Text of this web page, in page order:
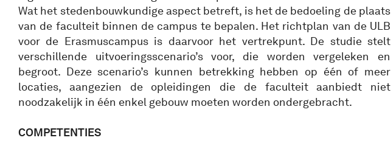
Wat het stedenbouwkundige aspect betreft, is het de bedoeling de plaats
van de faculteit binnen de campus te bepalen. Het richtplan van de ULB
voor de Erasmuscampus is daarvoor het vertrekpunt. De studie stelt
verschillende uitvoeringsscenario’s voor, die worden vergeleken en
begroot. Deze scenario’s kunnen betrekking hebben op één of meer
locaties, aangezien de opleidingen die de faculteit aanbiedt niet
noodzakelijk in één enkel gebouw moeten worden ondergebracht.
COMPETENTIES